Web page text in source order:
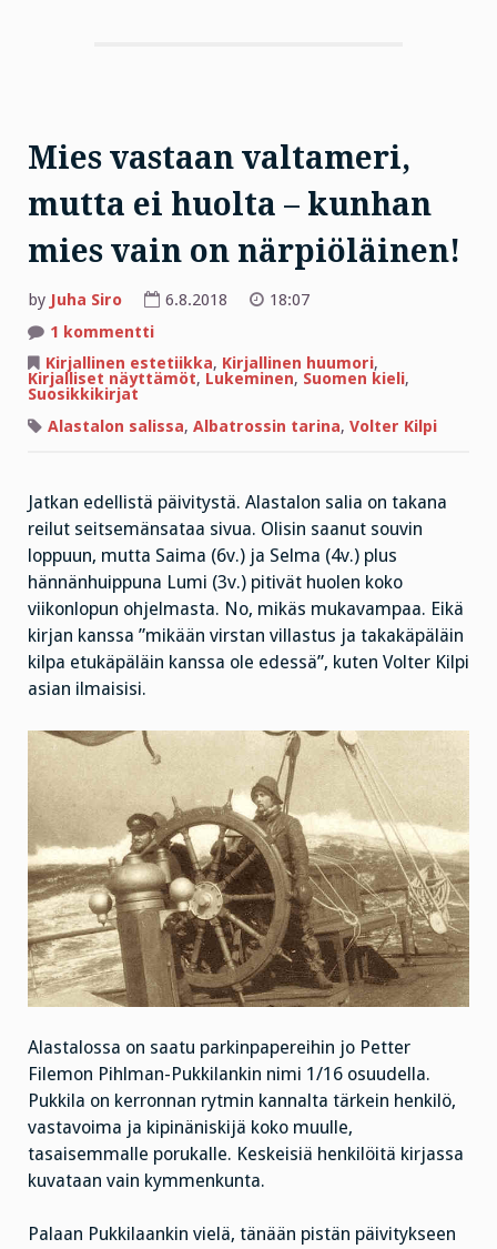
Mies vastaan valtameri,
mutta ei huolta – kunhan
mies vain on närpiöläinen!
by Juha Siro 6.8.2018
18:07
1 kommenttiartikkeliin
vastaan
valtameri,
mutta
huolta
on
närpiöläinen!
Kirjallinen estetiikka, Kirjallinen huumori,
Kirjalliset näyttämöt, Lukeminen, Suomen kieli,
Suosikkikirjat
Alastalon salissa, Albatrossin tarina, Volter Kilpi
Jatkan edellistä päivitystä. Alastalon salia on takana
reilut seitsemänsataa sivua. Olisin saanut souvin
loppuun, mutta Saima (6v.) ja Selma (4v.) plus
hännänhuippuna Lumi (3v.) pitivät huolen koko
viikonlopun ohjelmasta. No, mikäs mukavampaa. Eikä
kirjan kanssa ”mikään virstan villastus ja takakäpäläin
kilpa etukäpäläin kanssa ole edessä”, kuten Volter Kilpi
asian ilmaisisi.
Alastalossa on saatu parkinpapereihin jo Petter
Filemon Pihlman-Pukkilankin nimi 1/16 osuudella.
Pukkila on kerronnan rytmin kannalta tärkein henkilö,
vastavoima ja kipinäniskijä koko muulle,
tasaisemmalle porukalle. Keskeisiä henkilöitä kirjassa
kuvataan vain kymmenkunta.
Palaan Pukkilaankin vielä, tänään pistän päivitykseen